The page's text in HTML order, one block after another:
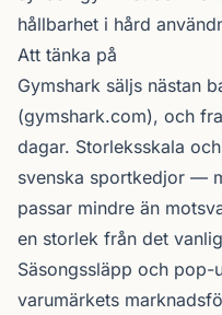
hållbarhet i hård
Att tänka på
Gymshark säljs nästan
(gymshark.com), och
dagar. Storleksskala
svenska sportkedjor —
passar mindre än
en storlek från det
Säsongs­släpp och
varumärkets